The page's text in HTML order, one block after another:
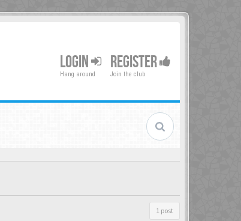
LOGIN
Hang around
REGISTER
Join the club
1 post